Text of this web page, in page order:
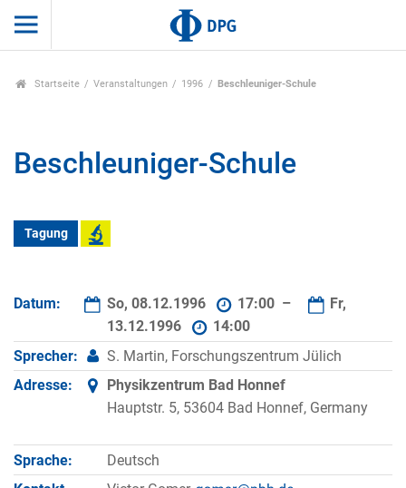
Startseite Veranstaltungen 1996 Beschleuniger-Schule
Beschleuniger-Schule
Tagung
Datum: So, 08.12.1996 17:00 –
Fr,
13.12.1996
14:00
Sprecher:
S. Martin, Forschungszentrum Jülich
Adresse:
Physikzentrum Bad Honnef
Hauptstr. 5, 53604 Bad Honnef, Germany
Sprache:
Deutsch